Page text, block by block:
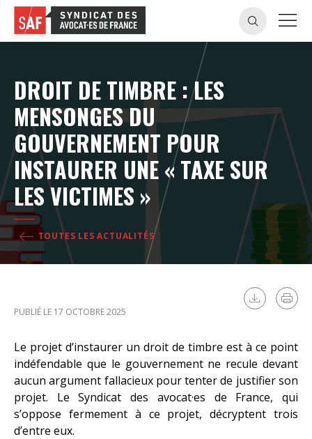
DROIT DE TIMBRE : LES
MENSONGES DU
GOUVERNEMENT POUR
INSTAURER UNE « TAXE SUR
LES VICTIMES »
TOUTES LES ACTUALITÉS
PUBLIÉ LE 17 OCTOBRE 2025
Le projet d’instaurer un droit de timbre est à ce point
indéfendable que le gouvernement ne recule devant
aucun argument fallacieux pour tenter de justifier son
projet. Le Syndicat des avocat·es de France, qui
s’oppose fermement à ce projet, décryptent trois
d’entre eux.